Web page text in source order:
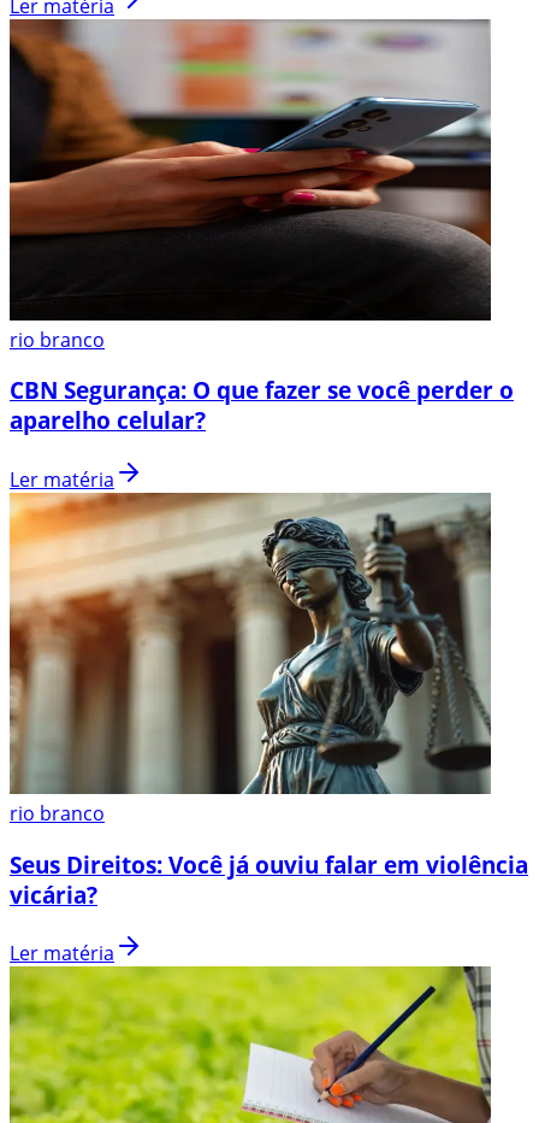
Ler matéria
rio branco
CBN Segurança: O que fazer se você perder o
aparelho celular?
Ler matéria
rio branco
Seus Direitos: Você já ouviu falar em violência
vicária?
Ler matéria